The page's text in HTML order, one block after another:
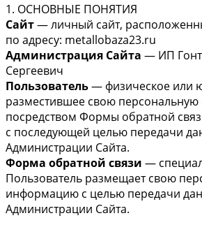
1. ОСНОВНЫЕ ПОНЯТИЯ
Сайт— личный сайт,
по адресу: metallobaza23.ru
Администрация Сайта — ИП
Сергеевич
Пользователь— физическое или
разместившее свою
посредством Формы обратной
с последующей целью передачи
Администрации Сайта.
Форма обратной связи —
Пользователь размещает свою
информацию с целью передачи
Администрации Сайта.